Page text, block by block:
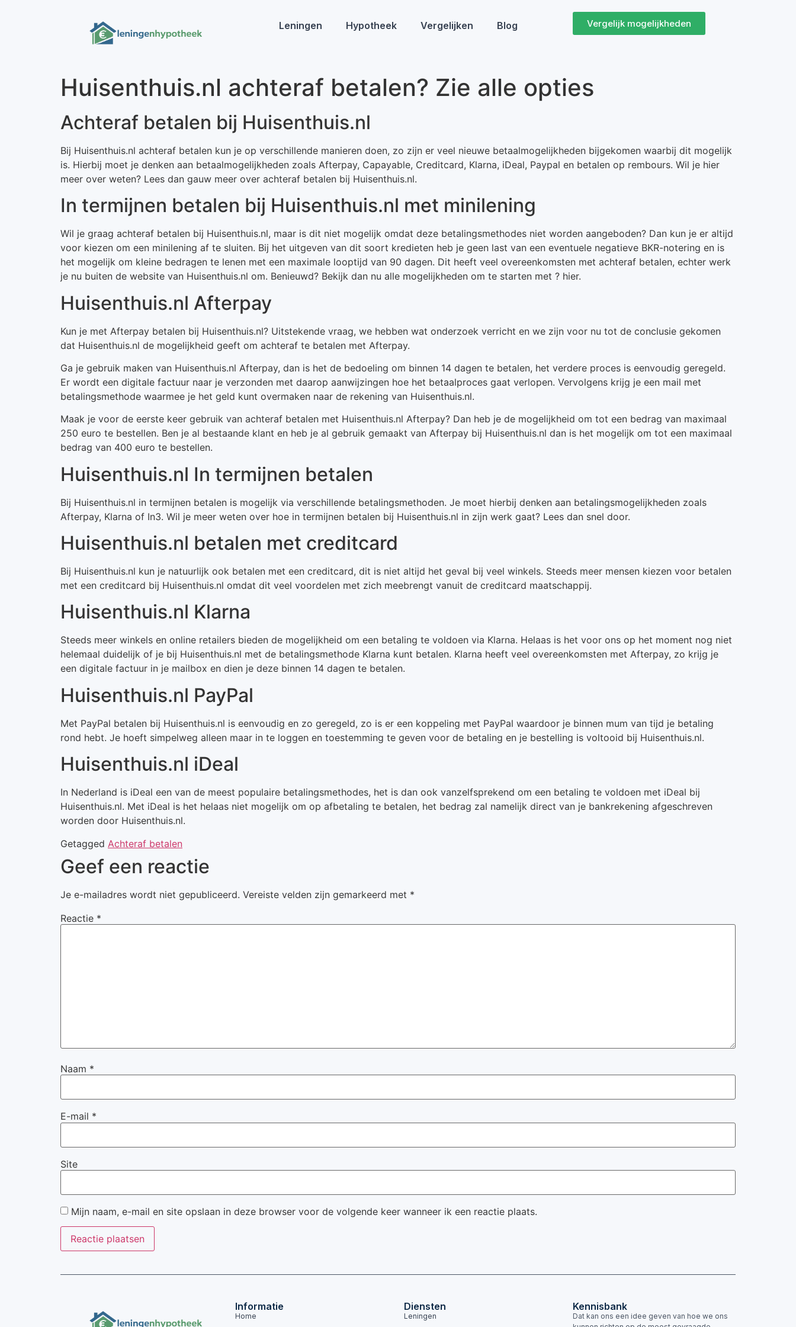
Leningen Hypotheek Vergelijken Blog Vergelijk mogelijkheden
Huisenthuis.nl achteraf betalen? Zie alle opties
Achteraf betalen bij Huisenthuis.nl
Bij Huisenthuis.nl achteraf betalen kun je op verschillende manieren doen, zo zijn er veel nieuwe betaalmogelijkheden bijgekomen waarbij dit mogelijk
is. Hierbij moet je denken aan betaalmogelijkheden zoals Afterpay, Capayable, Creditcard, Klarna, iDeal, Paypal en betalen op rembours. Wil je hier
meer over weten? Lees dan gauw meer over achteraf betalen bij Huisenthuis.nl.
In termijnen betalen bij Huisenthuis.nl met minilening
Wil je graag achteraf betalen bij Huisenthuis.nl, maar is dit niet mogelijk omdat deze betalingsmethodes niet worden aangeboden? Dan kun je er altijd
voor kiezen om een minilening af te sluiten. Bij het uitgeven van dit soort kredieten heb je geen last van een eventuele negatieve BKR-notering en is
het mogelijk om kleine bedragen te lenen met een maximale looptijd van 90 dagen. Dit heeft veel overeenkomsten met achteraf betalen, echter werk
je nu buiten de website van Huisenthuis.nl om. Benieuwd? Bekijk dan nu alle mogelijkheden om te starten met ? hier.
Huisenthuis.nl Afterpay
Kun je met Afterpay betalen bij Huisenthuis.nl? Uitstekende vraag, we hebben wat onderzoek verricht en we zijn voor nu tot de conclusie gekomen
dat Huisenthuis.nl de mogelijkheid geeft om achteraf te betalen met Afterpay.
Ga je gebruik maken van Huisenthuis.nl Afterpay, dan is het de bedoeling om binnen 14 dagen te betalen, het verdere proces is eenvoudig geregeld.
Er wordt een digitale factuur naar je verzonden met daarop aanwijzingen hoe het betaalproces gaat verlopen. Vervolgens krijg je een mail met
betalingsmethode waarmee je het geld kunt overmaken naar de rekening van Huisenthuis.nl.
Maak je voor de eerste keer gebruik van achteraf betalen met Huisenthuis.nl Afterpay? Dan heb je de mogelijkheid om tot een bedrag van maximaal
250 euro te bestellen. Ben je al bestaande klant en heb je al gebruik gemaakt van Afterpay bij Huisenthuis.nl dan is het mogelijk om tot een maximaal
bedrag van 400 euro te bestellen.
Huisenthuis.nl In termijnen betalen
Bij Huisenthuis.nl in termijnen betalen is mogelijk via verschillende betalingsmethoden. Je moet hierbij denken aan betalingsmogelijkheden zoals
Afterpay, Klarna of In3. Wil je meer weten over hoe in termijnen betalen bij Huisenthuis.nl in zijn werk gaat? Lees dan snel door.
Huisenthuis.nl betalen met creditcard
Bij Huisenthuis.nl kun je natuurlijk ook betalen met een creditcard, dit is niet altijd het geval bij veel winkels. Steeds meer mensen kiezen voor betalen
met een creditcard bij Huisenthuis.nl omdat dit veel voordelen met zich meebrengt vanuit de creditcard maatschappij.
Huisenthuis.nl Klarna
Steeds meer winkels en online retailers bieden de mogelijkheid om een betaling te voldoen via Klarna. Helaas is het voor ons op het moment nog niet
helemaal duidelijk of je bij Huisenthuis.nl met de betalingsmethode Klarna kunt betalen. Klarna heeft veel overeenkomsten met Afterpay, zo krijg je
een digitale factuur in je mailbox en dien je deze binnen 14 dagen te betalen.
Huisenthuis.nl PayPal
Met PayPal betalen bij Huisenthuis.nl is eenvoudig en zo geregeld, zo is er een koppeling met PayPal waardoor je binnen mum van tijd je betaling
rond hebt. Je hoeft simpelweg alleen maar in te loggen en toestemming te geven voor de betaling en je bestelling is voltooid bij Huisenthuis.nl.
Huisenthuis.nl iDeal
In Nederland is iDeal een van de meest populaire betalingsmethodes, het is dan ook vanzelfsprekend om een betaling te voldoen met iDeal bij
Huisenthuis.nl. Met iDeal is het helaas niet mogelijk om op afbetaling te betalen, het bedrag zal namelijk direct van je bankrekening afgeschreven
worden door Huisenthuis.nl.
Getagged Achteraf betalen
Geef een reactie
Je e-mailadres wordt niet gepubliceerd. Vereiste velden zijn gemarkeerd met *
Reactie *
Naam *
E-mail *
Site
Mijn naam, e-mail en site opslaan in deze browser voor de volgende keer wanneer ik een reactie plaats.
Informatie
Home
Diensten
Leningen
Kennisbank
Dat kan ons een idee geven van hoe we ons